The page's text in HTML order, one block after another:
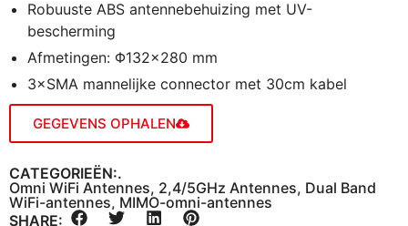
Robuuste ABS antennebehuizing met UV-
bescherming
Afmetingen: Φ132×280 mm
3×SMA mannelijke connector met 30cm kabel
GEGEVENS OPHALEN
CATEGORIEËN:.
Omni WiFi Antennes, 2,4/5GHz Antennes, Dual Band
WiFi-antennes, MIMO-omni-antennes
SHARE: